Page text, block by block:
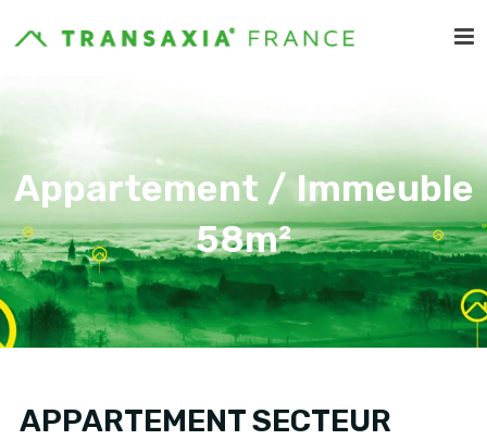
Appartement / Immeuble
58m²
APPARTEMENT SECTEUR